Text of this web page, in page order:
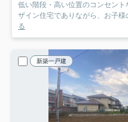
低い階段・高い位置のコンセン
ザイン住宅でありながら、お子
る
新築一戸建